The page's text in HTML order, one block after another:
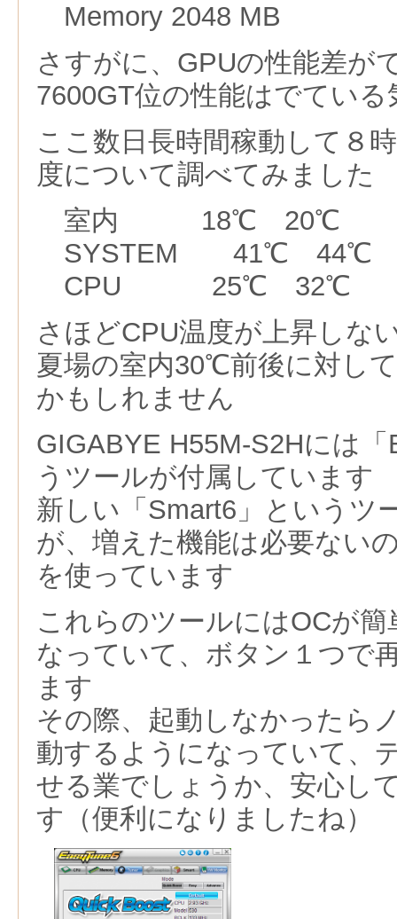
Memory 2048 MB
さすがに、GPUの性能差が
7600GT位の性能はでている
ここ数日長時間稼動して８
度について調べてみました
室内 18℃ 20℃
SYSTEM 41℃ 44℃
CPU 25℃ 32℃
さほどCPU温度が上昇しな
夏場の室内30℃前後に対し
かもしれません
GIGABYE H55M-S2Hには
うツールが付属しています
新しい「Smart6」というツ
が、増えた機能は必要ない
を使っています
これらのツールにはOCが
なっていて、ボタン１つで
ます
その際、起動しなかったら
動するようになっていて、
せる業でしょうか、安心し
す（便利になりましたね）